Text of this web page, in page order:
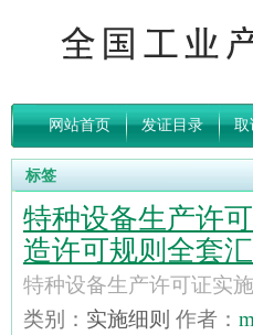
网站首页 发证目录 取
标签
特种设备生产许
造许可规则全套
特种设备生产许可证实
类别： 实施细则 作者：